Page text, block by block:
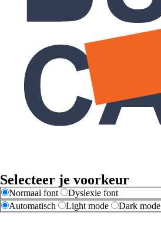
Selecteer je voorkeur
Normaal font
Dyslexie font
Automatisch
Light mode Dark mode